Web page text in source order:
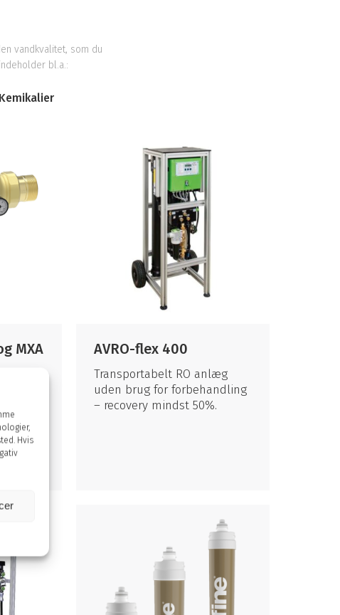
Hvis
vandkvalitet, som du
bl.a.:
Kemikalier
MXA AVRO-flex 400
Transportabelt RO anlæg
uden brug for forbehandling
– recovery mindst 50%.